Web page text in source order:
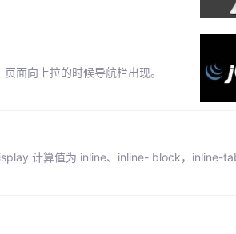
面向上拉的时候导航栏出现。
计算值为 inline、inline- block，inline-